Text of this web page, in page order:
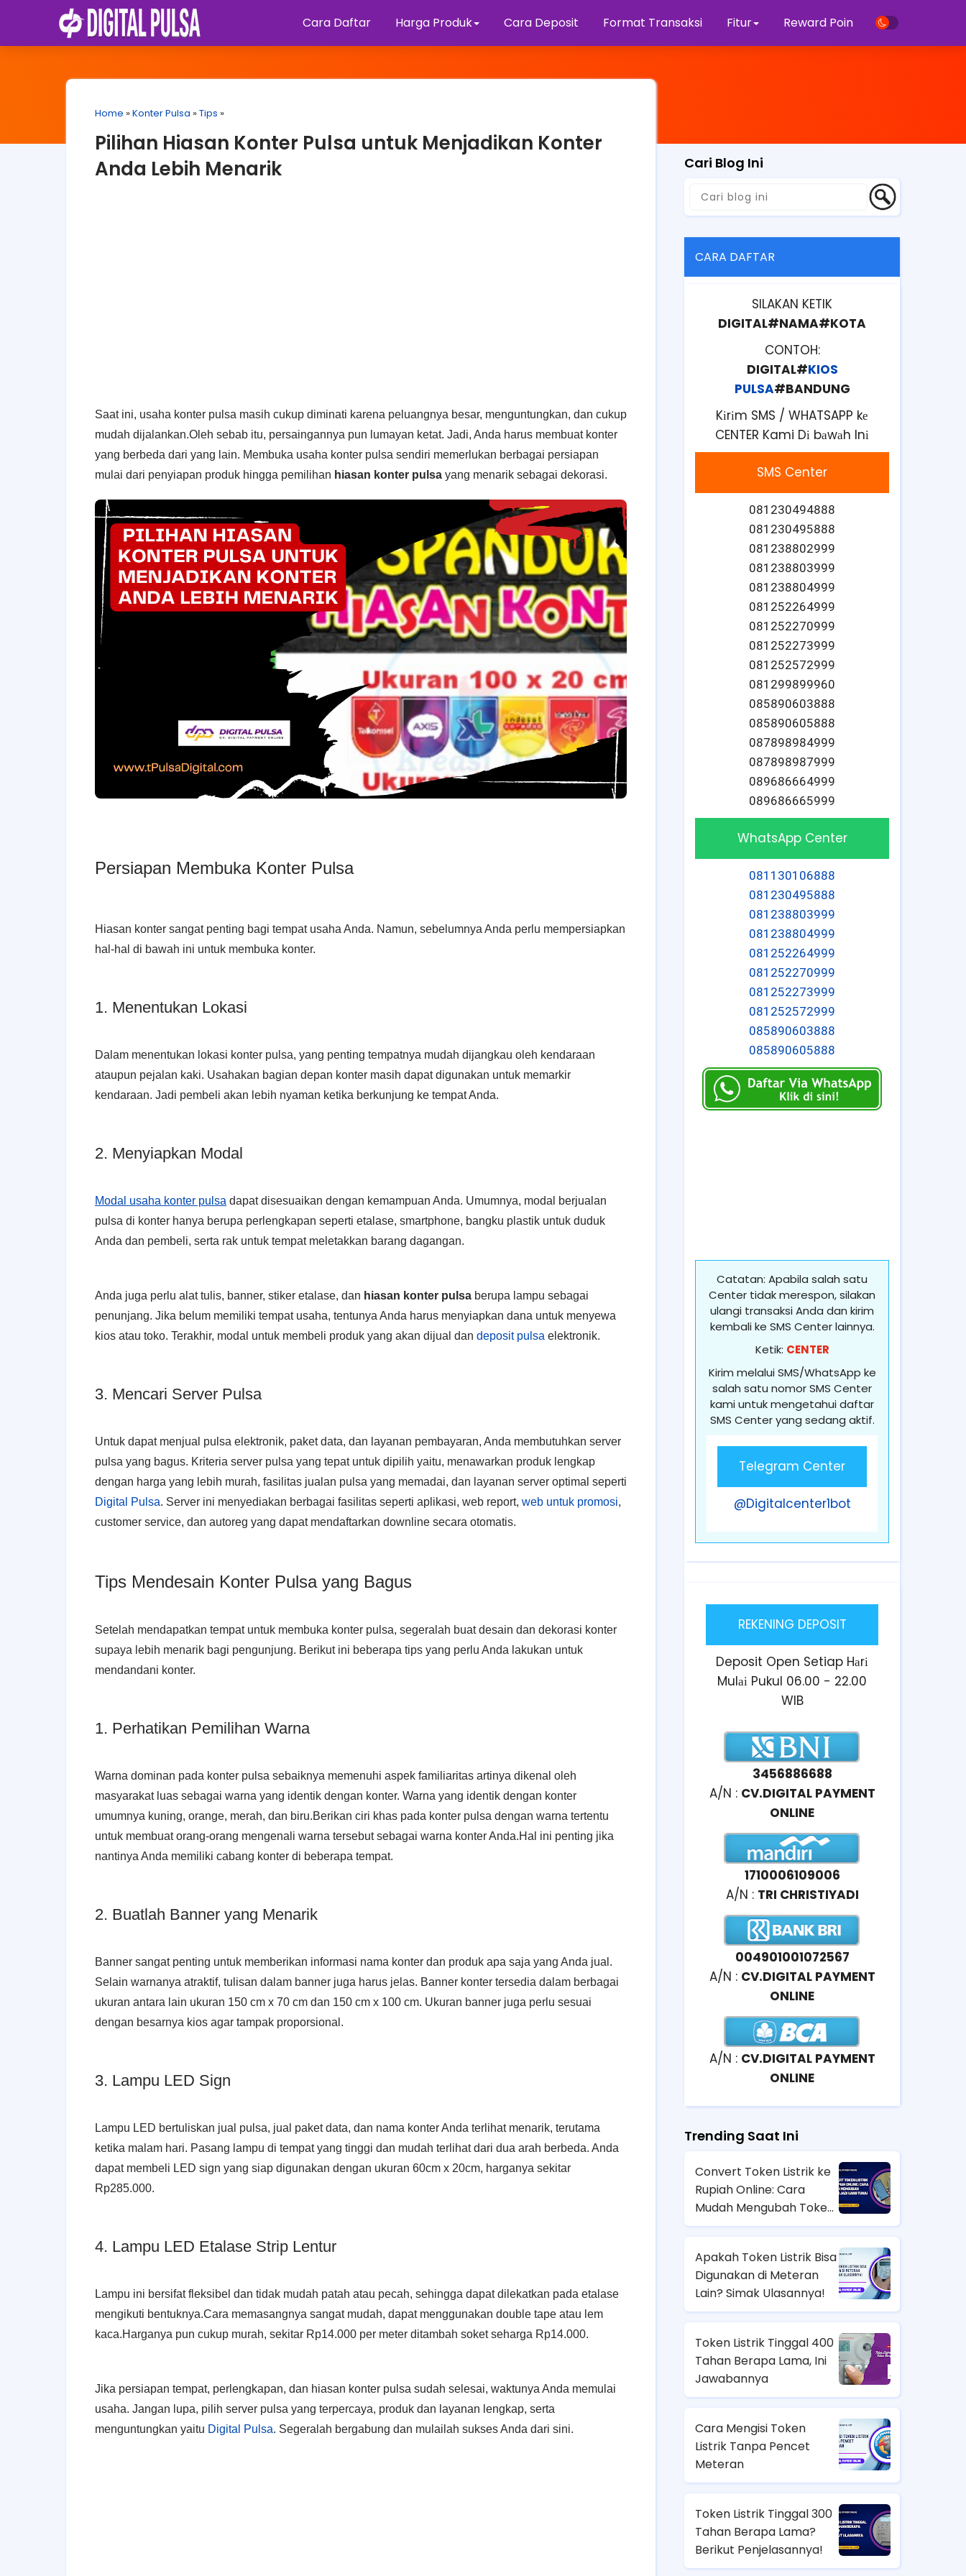
Cara Daftar Harga Produk Cara Deposit Format Transaksi Fitur Reward Poin
Home »Konter Pulsa »Tips »
Pilihan Hiasan Konter Pulsa untuk Menjadikan Konter
Anda Lebih Menarik
Saat ini, usaha konter pulsa masih cukup diminati karena peluangnya besar, menguntungkan, dan cukup
mudah dijalankan.Oleh sebab itu, persaingannya pun lumayan ketat. Jadi, Anda harus membuat konter
yang berbeda dari yang lain. Membuka usaha konter pulsa sendiri memerlukan berbagai persiapan
mulai dari penyiapan produk hingga pemilihan hiasan konter pulsa yang menarik sebagai dekorasi.
Persiapan Membuka Konter Pulsa
Hiasan konter sangat penting bagi tempat usaha Anda. Namun, sebelumnya Anda perlu mempersiapkan
hal-hal di bawah ini untuk membuka konter.
1. Menentukan Lokasi
Dalam menentukan lokasi konter pulsa, yang penting tempatnya mudah dijangkau oleh kendaraan
ataupun pejalan kaki. Usahakan bagian depan konter masih dapat digunakan untuk memarkir
kendaraan. Jadi pembeli akan lebih nyaman ketika berkunjung ke tempat Anda.
2. Menyiapkan Modal
Modal usaha konter pulsa dapat disesuaikan dengan kemampuan Anda. Umumnya, modal berjualan
pulsa di konter hanya berupa perlengkapan seperti etalase, smartphone, bangku plastik untuk duduk
Anda dan pembeli, serta rak untuk tempat meletakkan barang dagangan.
Anda juga perlu alat tulis, banner, stiker etalase, dan hiasan konter pulsa berupa lampu sebagai
penunjang. Jika belum memiliki tempat usaha, tentunya Anda harus menyiapkan dana untuk menyewa
kios atau toko. Terakhir, modal untuk membeli produk yang akan dijual dan deposit pulsa elektronik.
3. Mencari Server Pulsa
Untuk dapat menjual pulsa elektronik, paket data, dan layanan pembayaran, Anda membutuhkan server
pulsa yang bagus. Kriteria server pulsa yang tepat untuk dipilih yaitu, menawarkan produk lengkap
dengan harga yang lebih murah, fasilitas jualan pulsa yang memadai, dan layanan server optimal seperti
Digital Pulsa. Server ini menyediakan berbagai fasilitas seperti aplikasi, web report, web untuk promosi,
customer service, dan autoreg yang dapat mendaftarkan downline secara otomatis.
Tips Mendesain Konter Pulsa yang Bagus
Setelah mendapatkan tempat untuk membuka konter pulsa, segeralah buat desain dan dekorasi konter
supaya lebih menarik bagi pengunjung. Berikut ini beberapa tips yang perlu Anda lakukan untuk
mendandani konter.
1. Perhatikan Pemilihan Warna
Warna dominan pada konter pulsa sebaiknya memenuhi aspek familiaritas artinya dikenal oleh
masyarakat luas sebagai warna yang identik dengan konter. Warna yang identik dengan konter
umumnya kuning, orange, merah, dan biru.Berikan ciri khas pada konter pulsa dengan warna tertentu
untuk membuat orang-orang mengenali warna tersebut sebagai warna konter Anda.Hal ini penting jika
nantinya Anda memiliki cabang konter di beberapa tempat.
2. Buatlah Banner yang Menarik
Banner sangat penting untuk memberikan informasi nama konter dan produk apa saja yang Anda jual.
Selain warnanya atraktif, tulisan dalam banner juga harus jelas. Banner konter tersedia dalam berbagai
ukuran antara lain ukuran 150 cm x 70 cm dan 150 cm x 100 cm. Ukuran banner juga perlu sesuai
dengan besarnya kios agar tampak proporsional.
3. Lampu LED Sign
Lampu LED bertuliskan jual pulsa, jual paket data, dan nama konter Anda terlihat menarik, terutama
ketika malam hari. Pasang lampu di tempat yang tinggi dan mudah terlihat dari dua arah berbeda. Anda
dapat membeli LED sign yang siap digunakan dengan ukuran 60cm x 20cm, harganya sekitar
Rp285.000.
4. Lampu LED Etalase Strip Lentur
Lampu ini bersifat fleksibel dan tidak mudah patah atau pecah, sehingga dapat dilekatkan pada etalase
mengikuti bentuknya.Cara memasangnya sangat mudah, dapat menggunakan double tape atau lem
kaca.Harganya pun cukup murah, sekitar Rp14.000 per meter ditambah soket seharga Rp14.000.
Jika persiapan tempat, perlengkapan, dan hiasan konter pulsa sudah selesai, waktunya Anda memulai
usaha. Jangan lupa, pilih server pulsa yang terpercaya, produk dan layanan lengkap, serta
menguntungkan yaitu Digital Pulsa. Segeralah bergabung dan mulailah sukses Anda dari sini.
Cari Blog Ini
CARA DAFTAR
SILAKAN KETIK
DIGITAL#NAMA#KOTA
CONTOH:
DIGITAL#KIOS
PULSA#BANDUNG
Kіrіm SMS / WHATSAPP kе
CENTER Kami Dі bаwаh Inі
SMS Center
081230494888
081230495888
081238802999
081238803999
081238804999
081252264999
081252270999
081252273999
081252572999
081299899960
085890603888
085890605888
087898984999
087898987999
089686664999
089686665999
WhatsApp Center
081130106888
081230495888
081238803999
081238804999
081252264999
081252270999
081252273999
081252572999
085890603888
085890605888
Catatan: Apabila salah satu
Center tidak merespon, silakan
ulangi transaksi Anda dan kirim
kembali ke SMS Center lainnya.
Ketik: CENTER
Kirim melalui SMS/WhatsApp ke
salah satu nomor SMS Center
kami untuk mengetahui daftar
SMS Center yang sedang aktif.
Telegram Center
@Digitalcenter1bot
REKENING DEPOSIT
Deposit Open Setiap Hаrі
Mulаі Pukul 06.00 - 22.00
WIB
3456886688
A/N : CV.DIGITAL PAYMENT
ONLINE
1710006109006
A/N : TRI CHRISTIYADI
004901001072567
A/N : CV.DIGITAL PAYMENT
ONLINE
A/N : CV.DIGITAL PAYMENT
ONLINE
Trending Saat Ini
Convert Token Listrik ke
Rupiah Online: Cara
Mudah Mengubah Token
Jadi Uang Tunai
Apakah Token Listrik Bisa
Digunakan di Meteran
Lain? Simak Ulasannya!
Token Listrik Tinggal 400
Tahan Berapa Lama, Ini
Jawabannya
Cara Mengisi Token
Listrik Tanpa Pencet
Meteran
Token Listrik Tinggal 300
Tahan Berapa Lama?
Berikut Penjelasannya!